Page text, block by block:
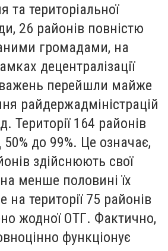
та територіальної
26 районів повністю
громадами, на
децентралізації
перейшли майже
райдержадміністрацій
Території 164 районів
50% до 99%. Це означає,
здійснюють свої
менше половині їх
на території 75 районів
жодної ОТГ. Фактично,
функціонує